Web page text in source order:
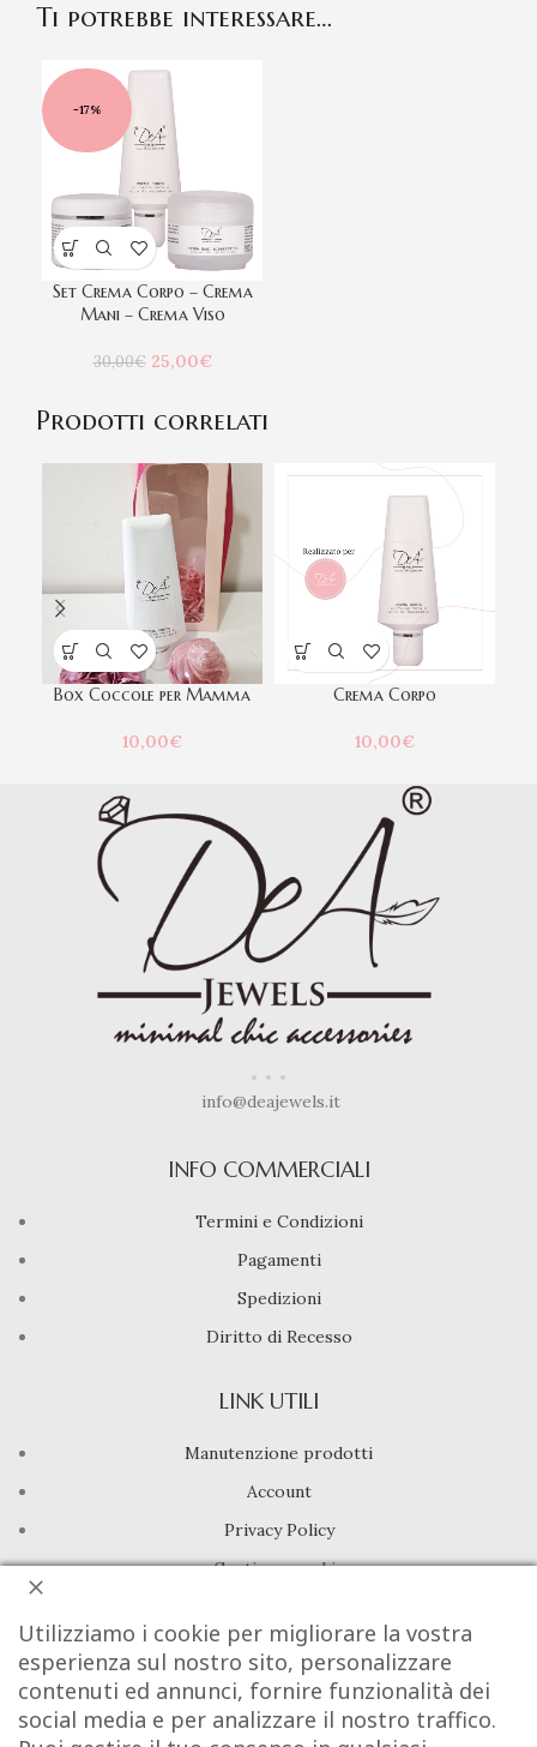
Ti potrebbe interessare…
-17%
Set Crema Corpo – Crema
Mani – Crema Viso
30,00€ Il
era:
25,00€Il
è:
Prodotti correlati
Box Coccole per Mamma
10,00€
Crema Corpo
10,00€
info@deajewels.it
INFO COMMERCIALI
Termini e Condizioni
Pagamenti
Spedizioni
Diritto di Recesso
LINK UTILI
Manutenzione prodotti
Account
Privacy Policy
Gestione cookie
INFO UTILI
Chi siamo
Dicono di noi
Utilizziamo i cookie per migliorare la vostra
esperienza sul nostro sito, personalizzare
contenuti ed annunci, fornire funzionalità dei
social media e per analizzare il nostro traffico.